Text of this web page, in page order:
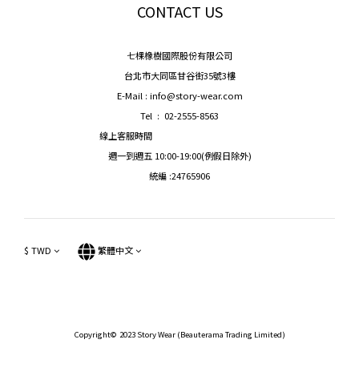
CONTACT US
七棵橡樹國際股份有限公司
台北市大同區甘谷街35號3樓
E-Mail : info@story-wear.com
Tel : 02-2555-8563
線上客服時間
週一到週五 10:00-19:00(例假日除外)
統編 :24765906
$ TWD 繁體中文
Copyright© 2023 Story Wear (Beauterama Trading Limited)